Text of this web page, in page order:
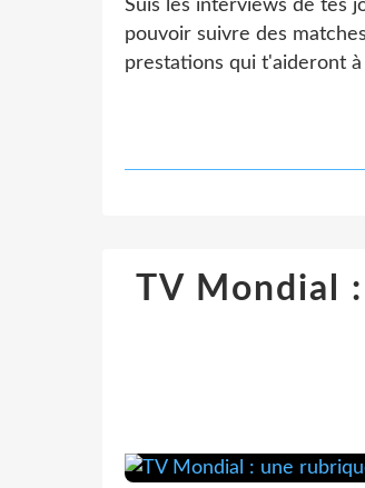
Suis les interviews de tes
pouvoir suivre des
prestations qui t'aideront
TV Mondial